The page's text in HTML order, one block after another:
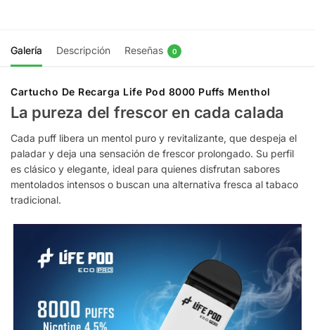
Galería Descripción Reseñas 0
Cartucho De Recarga Life Pod 8000 Puffs Menthol
La pureza del frescor en cada calada
Cada puff libera un mentol puro y revitalizante, que despeja el
paladar y deja una sensación de frescor prolongado. Su perfil
es clásico y elegante, ideal para quienes disfrutan sabores
mentolados intensos o buscan una alternativa fresca al tabaco
tradicional.